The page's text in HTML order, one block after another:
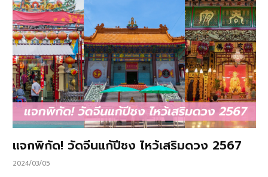
แจกพิกัด! วัดจีนแก้ปีชง ไหว้เสริมดวง 2567
2024/03/05